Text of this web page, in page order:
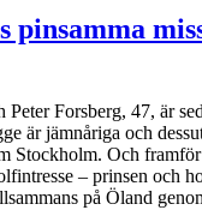
pinsamma
Peter Forsberg, 47, är
är jämnåriga och
Stockholm. Och
– prinsen och
på Öland